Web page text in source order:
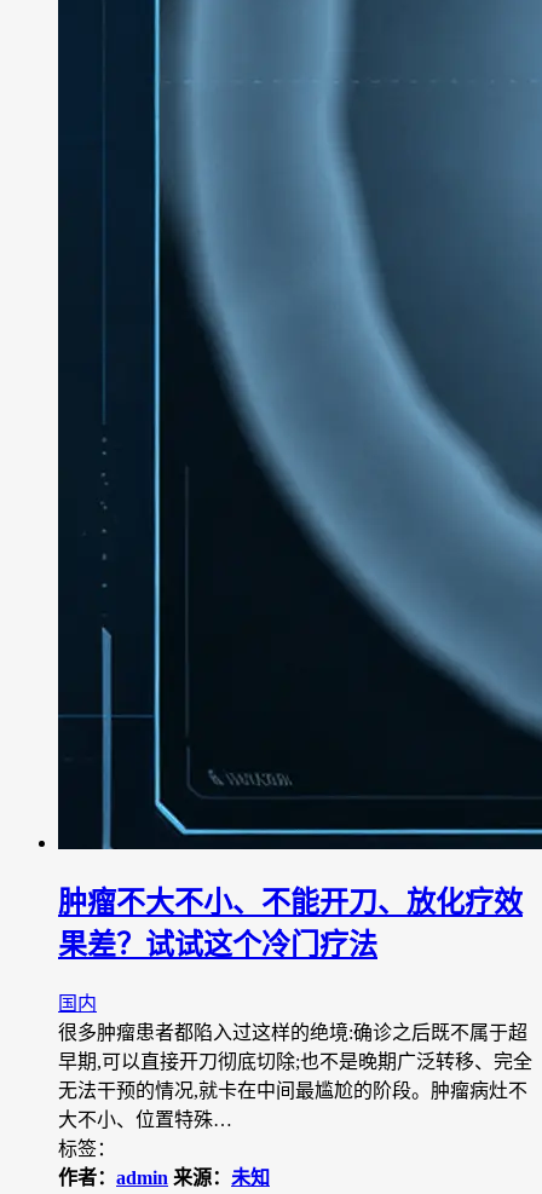
肿瘤不大不小、不能开刀、放化疗效
果差？试试这个冷门疗法
国内
很多肿瘤患者都陷入过这样的绝境:确诊之后既不属于超
早期,可以直接开刀彻底切除;也不是晚期广泛转移、完全
无法干预的情况,就卡在中间最尴尬的阶段。肿瘤病灶不
大不小、位置特殊…
标签：
作者： admin 来源： 未知